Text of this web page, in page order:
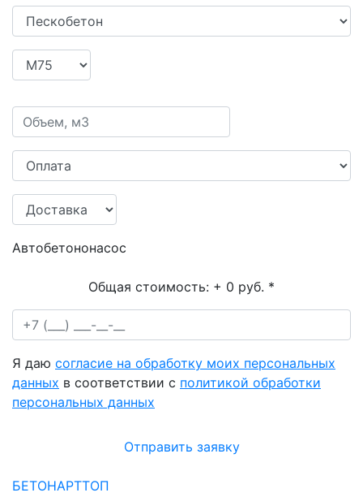
Автобетононасос
Общая стоимость: + 0 руб. *
Я даю согласие на обработку моих персональных
данных в соответствии с политикой обработки
персональных данных
Отправить заявку
БЕТОНАРТТОП